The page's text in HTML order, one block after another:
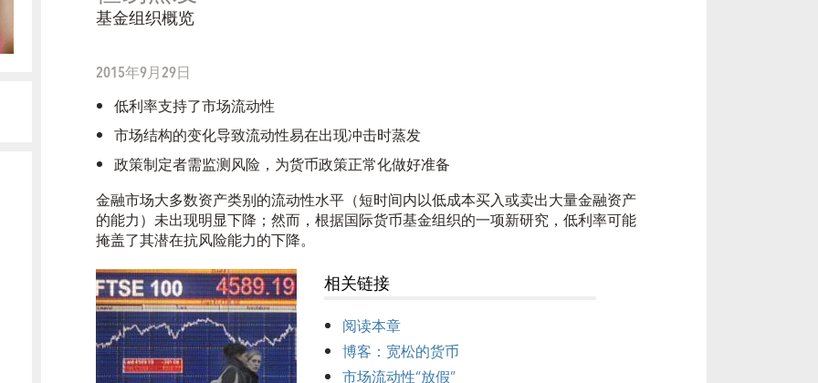
基金组织概览
2015年9月29日
低利率支持了市场流动性
市场结构的变化导致流动性易在出现冲击时蒸发
政策制定者需监测风险，为货币政策正常化做好准备
金融市场大多数资产类别的流动性水平（短时间内以低成本买入或卖出大量金融资产
的能力）未出现明显下降；然而，根据国际货币基金组织的一项新研究，低利率可能
掩盖了其潜在抗风险能力的下降。
相关链接
阅读本章
博客：宽松的货币
市场流动性“放假”